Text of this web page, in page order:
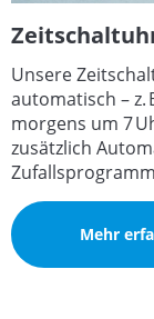
Unsere
automatisch – z.
morgens um 7
zusätzlich
Mehr